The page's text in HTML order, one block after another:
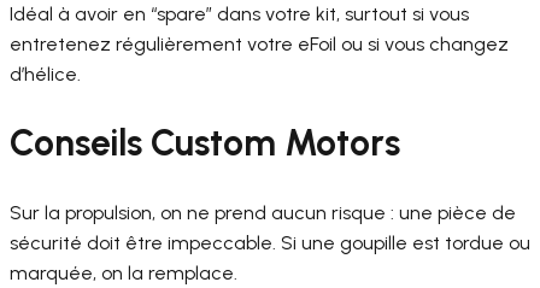
Idéal à avoir en “spare” dans votre kit, surtout si vous
entretenez régulièrement votre eFoil ou si vous changez
d’hélice.
Conseils Custom Motors
Sur la propulsion, on ne prend aucun risque : une pièce de
sécurité doit être impeccable. Si une goupille est tordue ou
marquée, on la remplace.